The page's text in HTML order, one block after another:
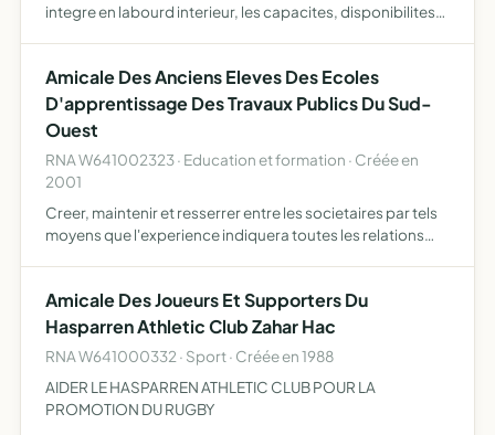
integre en labourd interieur, les capacites, disponibilites
Amicale Des Anciens Eleves Des Ecoles
D'apprentissage Des Travaux Publics Du Sud-
Ouest
RNA W641002323 · Education et formation · Créée en
2001
Creer, maintenir et resserrer entre les societaires par tels
moyens que l'experience indiquera toutes les relations
Amicale Des Joueurs Et Supporters Du
Hasparren Athletic Club Zahar Hac
RNA W641000332 · Sport · Créée en 1988
AIDER LE HASPARREN ATHLETIC CLUB POUR LA
PROMOTION DU RUGBY